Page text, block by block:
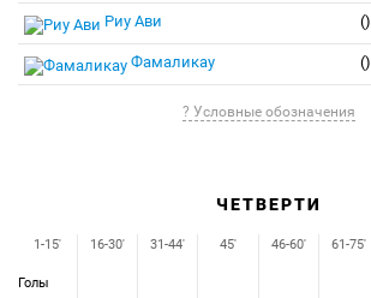
Риу Ави ()
Фамаликау ()
? Условные обозначения
ЧЕТВЕРТИ
Голы
1-15' 16-30' 31-44' 45' 46-60' 61-75'